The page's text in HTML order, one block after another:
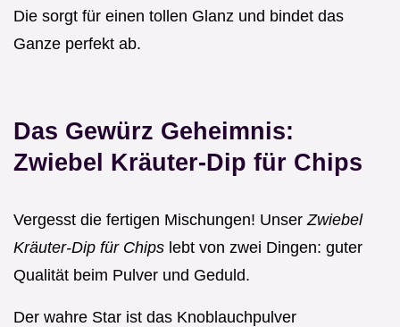
Die sorgt für einen tollen Glanz und bindet das
Ganze perfekt ab.
Das Gewürz Geheimnis:
Zwiebel Kräuter-Dip für Chips
Vergesst die fertigen Mischungen! UnserZwiebel
Kräuter-Dip für Chips lebt von zwei Dingen: guter
Qualität beim Pulver und Geduld.
Der wahre Star ist das Knoblauchpulver